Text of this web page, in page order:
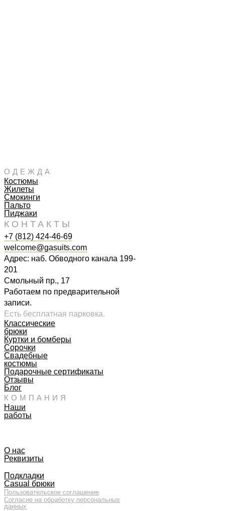
ОДЕЖДА
Костюмы
Жилеты
Смокинги
Пальто
Пиджаки
КОНТАКТЫ
+7 (812) 424-46-69
welcome@gasuits.com
Адрес: наб. Обводного канала 199-
201
Смольный пр., 17
Работаем по предварительной
записи.
Есть бесплатная парковка.
Классические
брюки
Куртки и бомберы
Сорочки
Свадебные
костюмы
Подарочные сертификаты
Отзывы
Блог
КОМПАНИЯ
Наши
работы
О нас
Реквизиты
Подкладки
Casual брюки
Пользовательское соглашение
Согласие на обработку персональных
данных